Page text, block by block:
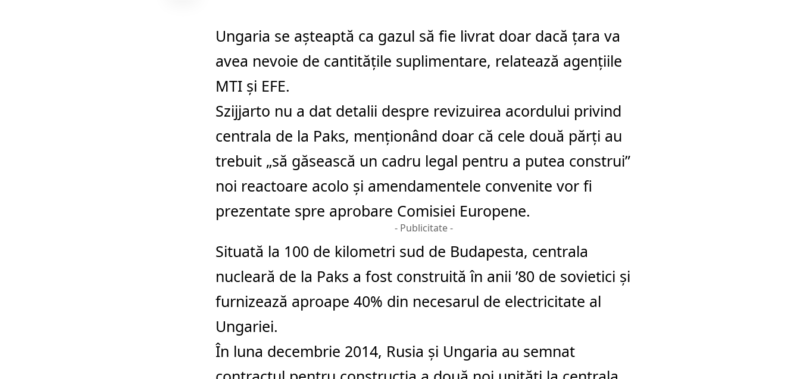
Ungaria se așteaptă ca gazul să fie livrat doar dacă ţara va
avea nevoie de cantitățile suplimentare, relatează agenţiile
MTI şi EFE.
Szijjarto nu a dat detalii despre revizuirea acordului privind
centrala de la Paks, menţionând doar că cele două părţi au
trebuit „să găsească un cadru legal pentru a putea construi”
noi reactoare acolo şi amendamentele convenite vor fi
prezentate spre aprobare Comisiei Europene.
- Publicitate -
Situată la 100 de kilometri sud de Budapesta, centrala
nucleară de la Paks a fost construită în anii ’80 de sovietici şi
furnizează aproape 40% din necesarul de electricitate al
Ungariei.
În luna decembrie 2014, Rusia şi Ungaria au semnat